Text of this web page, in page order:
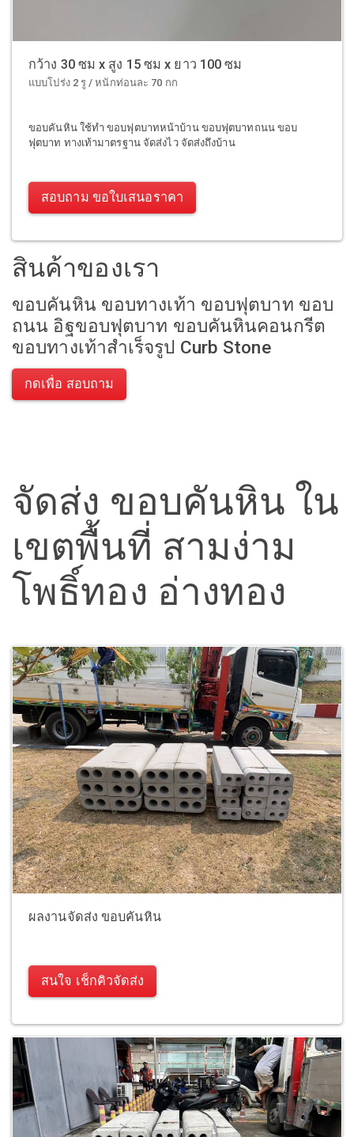
กว้าง 30 ซม x สูง 15 ซม x ยาว 100 ซม
แบบโปร่ง 2 รู / หนักท่อนละ 70 กก
ขอบคันหิน ใช้ทำ ขอบฟุตบาทหน้าบ้าน ขอบฟุตบาทถนน ขอบ
ฟุตบาท ทางเท้ามาตรฐาน จัดส่งไว จัดส่งถึงบ้าน
สอบถาม ขอใบเสนอราคา
สินค้าของเรา
ขอบคันหิน ขอบทางเท้า ขอบฟุตบาท ขอบ
ถนน อิฐขอบฟุตบาท ขอบคันหินคอนกรีต
ขอบทางเท้าสำเร็จรูป Curb Stone
กดเพื่อ สอบถาม
จัดส่ง ขอบคันหิน ใน
เขตพื้นที่ สามง่าม
โพธิ์ทอง อ่างทอง
ผลงานจัดส่ง ขอบคันหิน
สนใจ เช็กคิวจัดส่ง